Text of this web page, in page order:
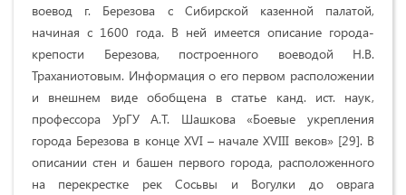
воевод г. Березова с Сибирской казенной палатой,
начиная с 1600 года. В ней имеется описание города-
крепости Березова, построенного воеводой Н.В.
Траханиотовым. Информация о его первом расположении
и внешнем виде обобщена в статье канд. ист. наук,
профессора УрГУ А.Т. Шашкова «Боевые укрепления
города Березова в конце XVI – начале XVIII веков» [29]. В
описании стен и башен первого города, расположенного
на перекрестке рек Сосьвы и Вогулки до оврага